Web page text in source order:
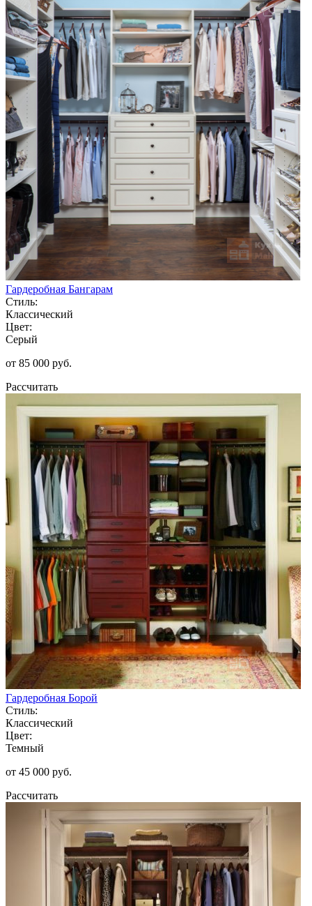
Гардеробная Бангарам
Стиль:
Классический
Цвет:
Серый
от 85 000 руб.
Рассчитать
Гардеробная Борой
Стиль:
Классический
Цвет:
Темный
от 45 000 руб.
Рассчитать